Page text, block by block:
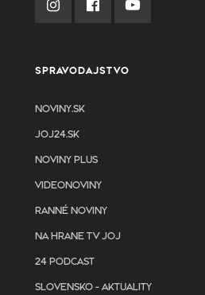
SPRAVODAJSTVO
NOVINY.SK
JOJ24.SK
NOVINY PLUS
VIDEONOVINY
RANNÉ NOVINY
NA HRANE TV JOJ
24 PODCAST
SLOVENSKO - AKTUALITY